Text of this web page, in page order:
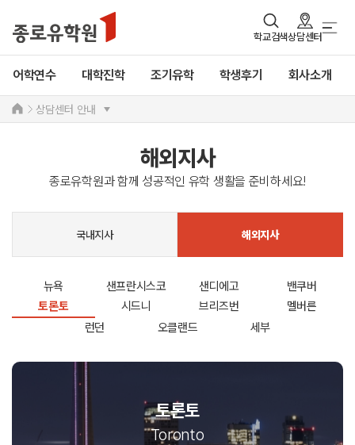
학교검색상담센터
어학연수 대학진학 조기유학 학생후기 회사소개
상담센터 안내
해외지사
종로유학원과 함께 성공적인 유학 생활을 준비하세요!
국내지사 해외지사
뉴욕 샌프란시스코 샌디에고
밴쿠버
토론토
시드니 브리즈번
멜버른
런던
오클랜드 세부
토론토
Toronto